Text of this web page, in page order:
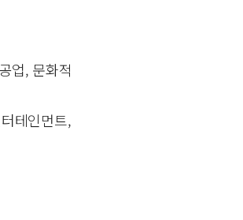
업, 문화적
테인먼트,